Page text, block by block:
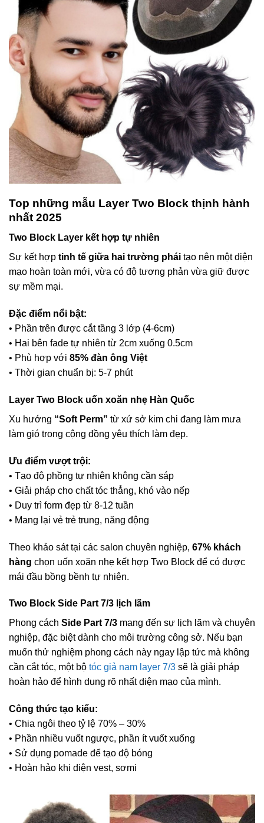
Top những mẫu Layer Two Block thịnh hành
nhất 2025
Two Block Layer kết hợp tự nhiên
Sự kết hợp tinh tế giữa hai trường phái tạo nên một diện
mạo hoàn toàn mới, vừa có độ tương phản vừa giữ được
sự mềm mại.
Đặc điểm nổi bật:
• Phần trên được cắt tầng 3 lớp (4-6cm)
• Hai bên fade tự nhiên từ 2cm xuống 0.5cm
• Phù hợp với 85% đàn ông Việt
• Thời gian chuẩn bị: 5-7 phút
Layer Two Block uốn xoăn nhẹ Hàn Quốc
Xu hướng “Soft Perm” từ xứ sở kim chi đang làm mưa
làm gió trong cộng đồng yêu thích làm đẹp.
Ưu điểm vượt trội:
• Tạo độ phồng tự nhiên không cần sáp
• Giải pháp cho chất tóc thẳng, khó vào nếp
• Duy trì form đẹp từ 8-12 tuần
• Mang lại vẻ trẻ trung, năng động
Theo khảo sát tại các salon chuyên nghiệp, 67% khách
hàng chọn uốn xoăn nhẹ kết hợp Two Block để có được
mái đầu bồng bềnh tự nhiên.
Two Block Side Part 7/3 lịch lãm
Phong cách Side Part 7/3 mang đến sự lịch lãm và chuyên
nghiệp, đặc biệt dành cho môi trường công sở. Nếu bạn
muốn thử nghiệm phong cách này ngay lập tức mà không
cần cắt tóc, một bộ tóc giả nam layer 7/3 sẽ là giải pháp
hoàn hảo để hình dung rõ nhất diện mạo của mình.
Công thức tạo kiểu:
• Chia ngôi theo tỷ lệ 70% – 30%
• Phần nhiều vuốt ngược, phần ít vuốt xuống
• Sử dụng pomade để tạo độ bóng
• Hoàn hảo khi diện vest, sơmi